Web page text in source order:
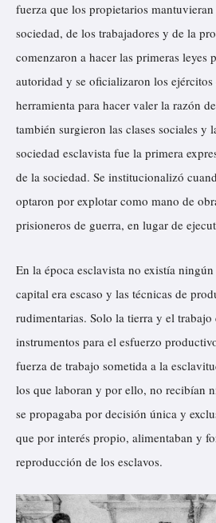
fuerza que los propietarios
sociedad, de los trabajadores y de la
comenzaron a hacer las primeras leyes
autoridad y se oficializaron los
herramienta para hacer valer la razón
también surgieron las clases sociales y
sociedad esclavista fue la primera
de la sociedad. Se institucionalizó
optaron por explotar como mano de
prisioneros de guerra, en lugar de
En la época esclavista no existía
capital era escaso y las técnicas de
rudimentarias. Solo la tierra y el trabajo
instrumentos para el esfuerzo
fuerza de trabajo sometida a la
los que laboran y por ello, no recibían
se propagaba por decisión única y
que por interés propio, alimentaban y
reproducción de los esclavos.